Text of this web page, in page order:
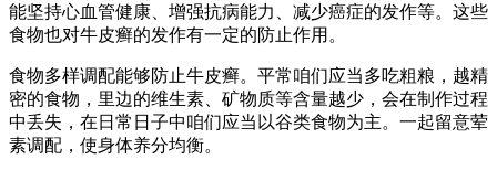
能坚持心血管健康、增强抗病能力、减少癌症的发作等。这些
食物也对牛皮癣的发作有一定的防止作用。
食物多样调配能够防止牛皮癣。平常咱们应当多吃粗粮，越精
密的食物，里边的维生素、矿物质等含量越少，会在制作过程
中丢失，在日常日子中咱们应当以谷类食物为主。一起留意荤
素调配，使身体养分均衡。